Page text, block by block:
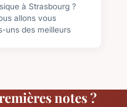
à Strasbourg ?
allons vous
uns des meilleurs
notes ?